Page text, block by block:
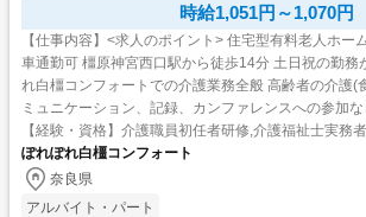
時給1,051円～1,070円
【仕事内容】<求人のポイント> 住宅型有料老人ホームでの介護業務 週3日～
車通勤可 橿原神宮西口駅から徒歩14分 土日祝の勤務が可能な方歓迎 ぽれぽ
れ白橿コンフォートでの介護業務全般 高齢者の介護(
ミュニケーション、記録、カンファレンスへの参加など 木造2階建て 35
【経験・資格】介護職員初任者研修,介護福祉士実務
級,ホー...
ぽれぽれ白橿コンフォート
奈良県
アルバイト・パート